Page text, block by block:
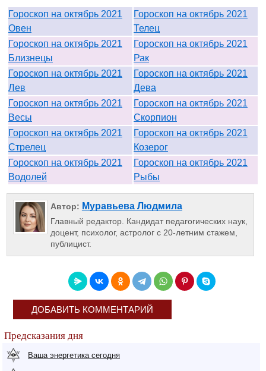
Гороскоп на октябрь 2021
Овен
Гороскоп на октябрь 2021
Телец
Гороскоп на октябрь 2021
Близнецы
Гороскоп на октябрь 2021
Рак
Гороскоп на октябрь 2021
Лев
Гороскоп на октябрь 2021
Дева
Гороскоп на октябрь 2021
Весы
Гороскоп на октябрь 2021
Скорпион
Гороскоп на октябрь 2021
Стрелец
Гороскоп на октябрь 2021
Козерог
Гороскоп на октябрь 2021
Водолей
Гороскоп на октябрь 2021
Рыбы
Автор: Муравьева Людмила
Главный редактор. Кандидат педагогических наук,
доцент, психолог, астролог с 20-летним стажем,
публицист.
ДОБАВИТЬ КОММЕНТАРИЙ
Предсказания дня
Ваша энергетика сегодня